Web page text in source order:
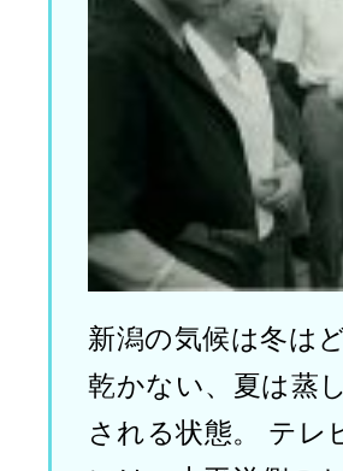
新潟の気候は冬は
乾かない、夏は蒸
される状態。 テレ